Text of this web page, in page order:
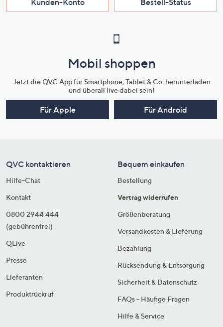
Kunden-Konto Bestell-Status
Mobil shoppen
Jetzt die QVC App für Smartphone, Tablet & Co. herunterladen
und überall live dabei sein!
Für Apple Für Android
QVC kontaktieren
Hilfe-Chat
Kontakt
0800 2944 444
(gebührenfrei)
QLive
Presse
Lieferanten
Produktrückruf
Bequem einkaufen
Bestellung
Vertrag widerrufen
Größenberatung
Versandkosten & Lieferung
Bezahlung
Rücksendung & Entsorgung
Sicherheit & Datenschutz
FAQs - Häufige Fragen
Hilfe & Service